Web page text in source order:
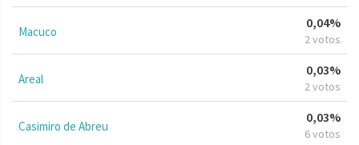
Macuco
0,04%
2 votos
Areal
0,03%
2 votos
Casimiro de Abreu
0,03%
6 votos